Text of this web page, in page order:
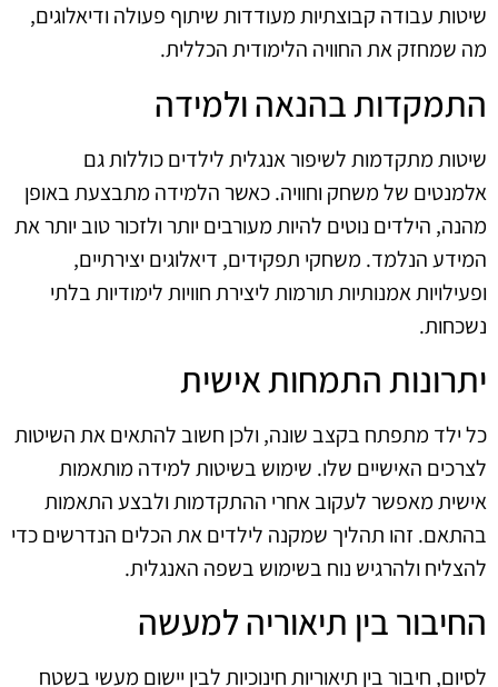
שיטות עבודה קבוצתיות מעודדות שיתוף פעולה ודיאלוגים,
מה שמחזק את החוויה הלימודית הכללית.
התמקדות בהנאה ולמידה
שיטות מתקדמות לשיפור אנגלית לילדים כוללות גם
אלמנטים של משחק וחוויה. כאשר הלמידה מתבצעת באופן
מהנה, הילדים נוטים להיות מעורבים יותר ולזכור טוב יותר את
המידע הנלמד. משחקי תפקידים, דיאלוגים יצירתיים,
ופעילויות אמנותיות תורמות ליצירת חוויות לימודיות בלתי
נשכחות.
יתרונות התמחות אישית
כל ילד מתפתח בקצב שונה, ולכן חשוב להתאים את השיטות
לצרכים האישיים שלו. שימוש בשיטות למידה מותאמות
אישית מאפשר לעקוב אחרי ההתקדמות ולבצע התאמות
בהתאם. זהו תהליך שמקנה לילדים את הכלים הנדרשים כדי
להצליח ולהרגיש נוח בשימוש בשפה האנגלית.
החיבור בין תיאוריה למעשה
לסיום, חיבור בין תיאוריות חינוכיות לבין יישום מעשי בשטח